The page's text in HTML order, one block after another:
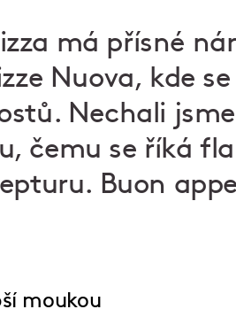
má přísné
Nuova, kde
Nechali
čemu se říká
Buon
moukou